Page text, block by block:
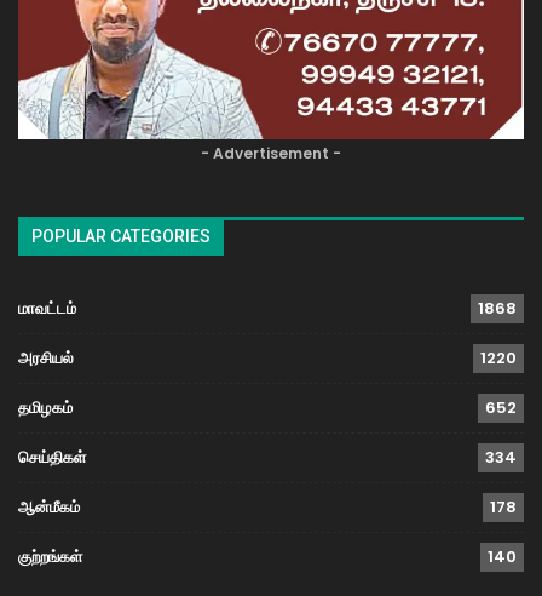
- Advertisement -
POPULAR CATEGORIES
மாவட்டம் 1868
அரசியல் 1220
தமிழகம் 652
செய்திகள் 334
ஆன்மீகம் 178
குற்றங்கள் 140